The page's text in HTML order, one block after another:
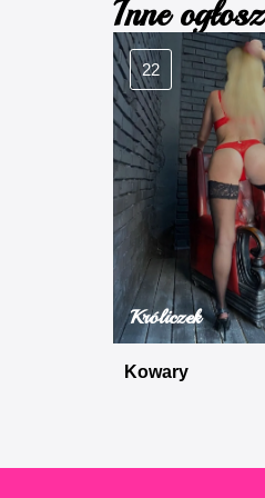
Inne
22
Króliczek
Kowary